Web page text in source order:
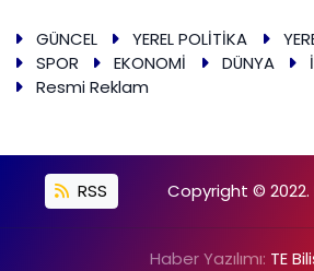
GÜNCEL YEREL POLİTİKA
SPOR
EKONOMİ DÜNYA
Resmi Reklam
RSS Copyright © 2022.
Haber Yazılımı: TE